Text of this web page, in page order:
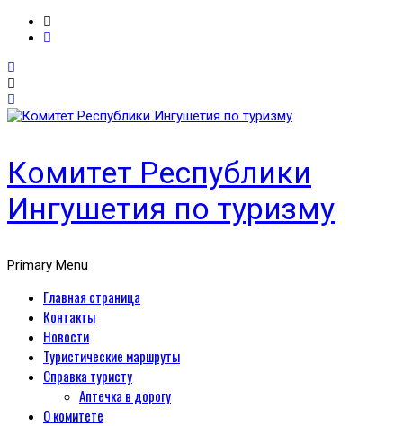
Комитет Республики
Ингушетия по туризму
Primary Menu
Главная страница
Контакты
Новости
Туристические маршруты
Справка туристу
Аптечка в дорогу
О комитете